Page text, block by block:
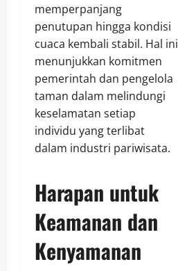
memperpanjang
penutupan hingga kondisi
cuaca kembali stabil. Hal ini
menunjukkan komitmen
pemerintah dan pengelola
taman dalam melindungi
keselamatan setiap
individu yang terlibat
dalam industri pariwisata.
Harapan untuk
Keamanan dan
Kenyamanan